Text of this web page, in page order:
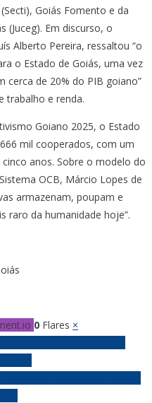
Goiás Fomento e da
(Juceg). Em discurso, o
Alberto Pereira, ressaltou “o
o Estado de Goiás, uma vez
cerca de 20% do PIB goiano”
trabalho e renda.
Goiano 2025, o Estado
mil cooperados, com um
anos. Sobre o modelo do
OCB, Márcio Lopes de
armazenam, poupam e
raro da humanidade hoje”.
0 Flares ×